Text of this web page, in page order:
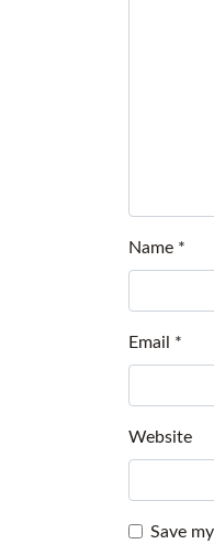
Name *
Email *
Website
Save